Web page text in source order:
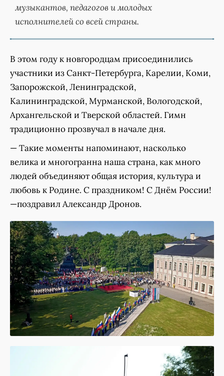
музыкантов, педагогов и молодых
исполнителей со всей страны.
В этом году к новгородцам присоединились
участники из Санкт-Петербурга, Карелии, Коми,
Запорожской, Ленинградской,
Калининградской, Мурманской, Вологодской,
Архангельской и Тверской областей. Гимн
традиционно прозвучал в начале дня.
— Такие моменты напоминают, насколько
велика и многогранна наша страна, как много
людей объединяют общая история, культура и
любовь к Родине. С праздником! С Днём России!
—поздравил Александр Дронов.